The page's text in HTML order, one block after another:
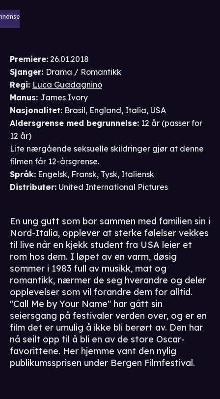
Premiere: 26.01.2018
Sjanger: Drama / Romantikk
Regi: Luca Guadagnino
Manus: James Ivory
Nasjonalitet: Brasil, England, Italia, USA
Aldersgrense med begrunnelse: 12 år (passer for
12 år)
Lite nærgående seksuelle skildringer gjør at denne
filmen får 12-årsgrense.
Språk: Engelsk, Fransk, Tysk, Italiensk
Distributør: United International Pictures
En ung gutt som bor sammen med familien sin i
Nord-Italia, opplever at sterke følelser vekkes
til live når en kjekk student fra USA leier et
rom hos dem. I løpet av en varm, døsig
sommer i 1983 full av musikk, mat og
romantikk, nærmer de seg hverandre og deler
opplevelser som vil forandre dem for alltid.
"Call Me by Your Name" har gått sin
seiersgang på festivaler verden over, og er en
film det er umulig å ikke bli berørt av. Den har
nå seilt opp til å bli en av de store Oscar-
favorittene. Her hjemme vant den nylig
publikumssprisen under Bergen Filmfestival.